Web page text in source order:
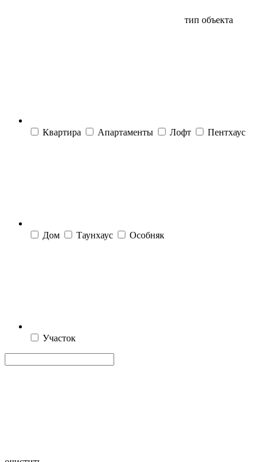
тип объекта
Квартира Апартаменты Лофт Пентхаус
Дом Таунхаус Особняк
Участок